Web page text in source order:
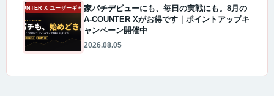
A-COUNTER X ユーザーギャラリー家パチデビューにも、毎日の実戦にも。8月の
A-COUNTER Xがお得です｜ポイントアップキ
ャンペーン開催中
2026.08.05